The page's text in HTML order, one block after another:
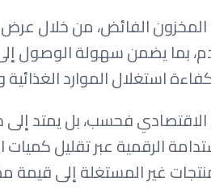
بما يضمن سهولة الوصول
استغلال الموارد
الرقمية عبر تقليل كميات
غير المستغلة إلى